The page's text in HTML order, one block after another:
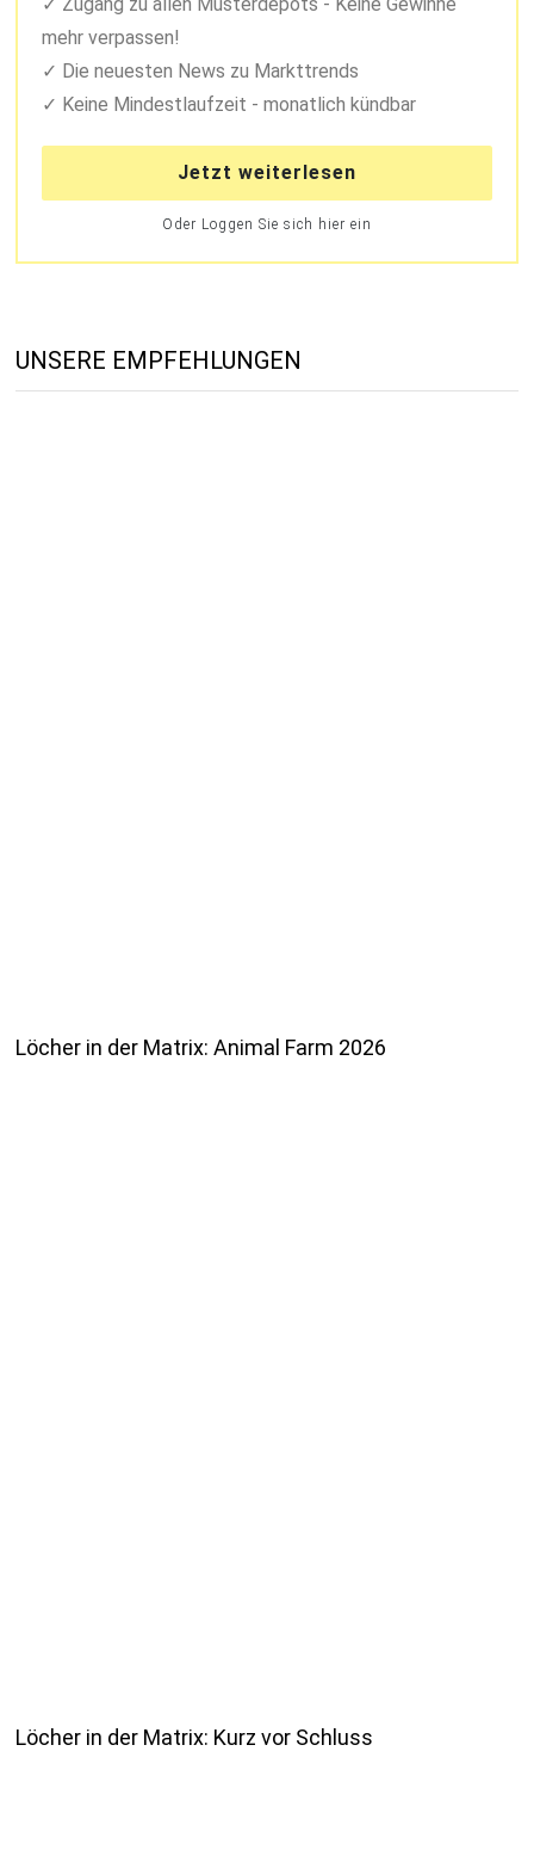
Zugang zu allen Musterdepots - Keine Gewinne
mehr verpassen!
Die neuesten News zu Markttrends
Keine Mindestlaufzeit - monatlich kündbar
Jetzt weiterlesen
Oder Loggen Sie sich hier ein
UNSERE EMPFEHLUNGEN
Löcher in der Matrix: Animal Farm 2026
Löcher in der Matrix: Kurz vor Schluss